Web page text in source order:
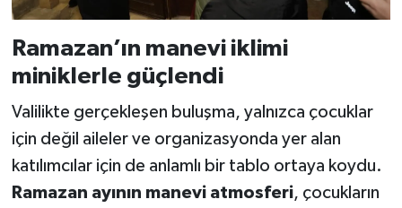
Ramazan’ın manevi iklimi
miniklerle güçlendi
Valilikte gerçekleşen buluşma, yalnızca çocuklar
için değil aileler ve organizasyonda yer alan
katılımcılar için de anlamlı bir tablo ortaya koydu.
Ramazan ayının manevi atmosferi, çocukların